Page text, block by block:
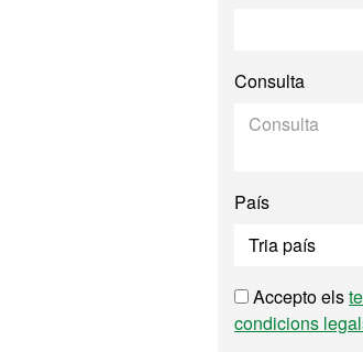
Consulta
País
Accepto els
condicions